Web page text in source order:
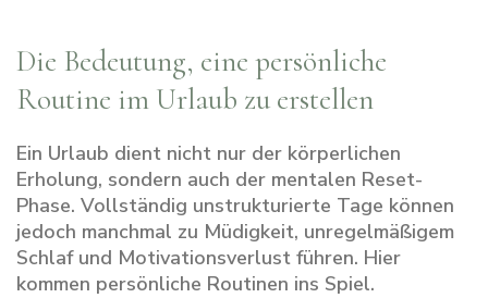
Die Bedeutung, eine persönliche
Routine im Urlaub zu erstellen
Ein Urlaub dient nicht nur der körperlichen
Erholung, sondern auch der mentalen Reset-
Phase. Vollständig unstrukturierte Tage können
jedoch manchmal zu Müdigkeit, unregelmäßigem
Schlaf und Motivationsverlust führen. Hier
kommen persönliche Routinen ins Spiel.